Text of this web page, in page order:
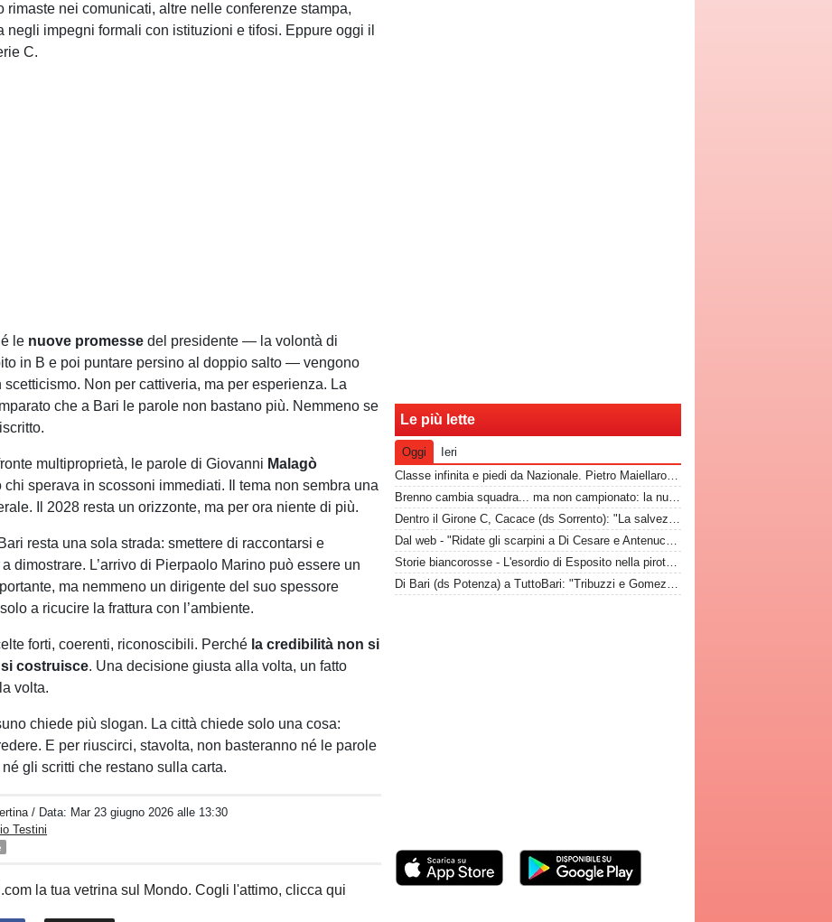
rimaste nei comunicati, altre nelle conferenze stampa,
negli impegni formali con istituzioni e tifosi. Eppure oggi il
C.
le nuove promesse del presidente — la volontà di
in B e poi puntare persino al doppio salto — vengono
scetticismo. Non per cattiveria, ma per esperienza. La
che a Bari le parole non bastano più. Nemmeno se
multiproprietà, le parole di Giovanni Malagò
chi sperava in scossoni immediati. Il tema non sembra una
Il 2028 resta un orizzonte, ma per ora niente di più.
resta una sola strada: smettere di raccontarsi e
dimostrare. L’arrivo di Pierpaolo Marino può essere un
ma nemmeno un dirigente del suo spessore
a ricucire la frattura con l’ambiente.
forti, coerenti, riconoscibili. Perché la credibilità non si
costruisce. Una decisione giusta alla volta, un fatto
volta.
chiede più slogan. La città chiede solo una cosa:
E per riuscirci, stavolta, non basteranno né le parole
gli scritti che restano sulla carta.
/ Data: Mar 23 giugno 2026 alle 13:30
Testini
la tua vetrina sul Mondo. Cogli l'attimo, clicca qui
Le più lette
Oggi
Ieri
Classe infinita e piedi da Nazionale. Pietro Maiellaro e quel gol da quaranta metri...
Brenno cambia squadra... ma non campionato: la nuova destinazione dell'ex Bari
Dentro il Girone C, Cacace (ds Sorrento): "La salvezza è il nostro scudetto, torniamo a casa dopo gennaio. Ecco la nostra forza"
Dal web - "Ridate gli scarpini a Di Cesare e Antenucci! Esposito? Forte, ma valorizziamo sempre giocatori del Napoli"
Storie biancorosse - L'esordio di Esposito nella pirotecnica vittoria contro la Spal di De Rossi e Nainggolan
Di Bari (ds Potenza) a TuttoBari: "Tribuzzi e Gomez? Li ebbi al Crotone. Lorenzo può fare più ruoli, Guido è una certezza"